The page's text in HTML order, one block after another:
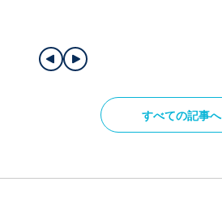
すべての記事へ